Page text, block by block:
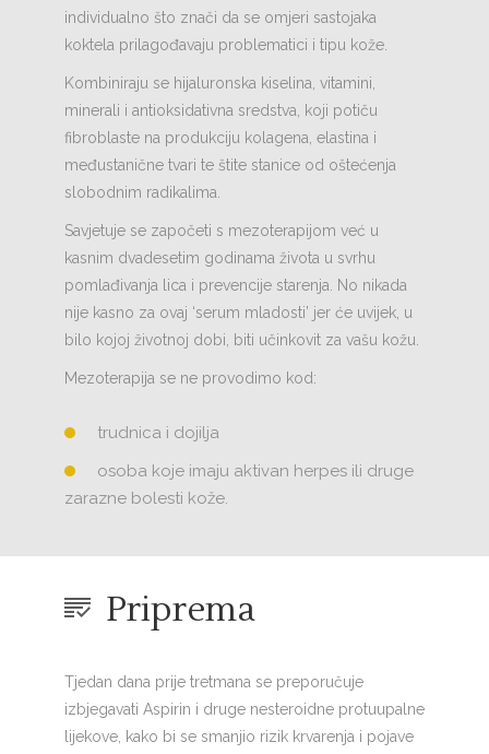
individualno što znači da se omjeri sastojaka
koktela prilagođavaju problematici i tipu kože.
Kombiniraju se hijaluronska kiselina, vitamini,
minerali i antioksidativna sredstva, koji potiču
fibroblaste na produkciju kolagena, elastina i
međustanične tvari te štite stanice od oštećenja
slobodnim radikalima.
Savjetuje se započeti s mezoterapijom već u
kasnim dvadesetim godinama života u svrhu
pomlađivanja lica i prevencije starenja. No nikada
nije kasno za ovaj ‘serum mladosti’ jer će uvijek, u
bilo kojoj životnoj dobi, biti učinkovit za vašu kožu.
Mezoterapija se ne provodimo kod:
trudnica i dojilja
osoba koje imaju aktivan herpes ili druge
zarazne bolesti kože.
Priprema
Tjedan dana prije tretmana se preporučuje
izbjegavati Aspirin i druge nesteroidne protuupalne
lijekove, kako bi se smanjio rizik krvarenja i pojave